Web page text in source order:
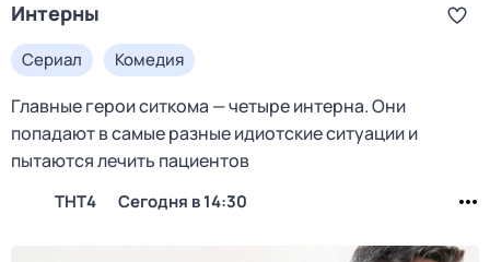
Интерны
Сериал Комедия
Главные герои ситкома — четыре интерна. Они
попадают в самые разные идиотские ситуации и
пытаются лечить пациентов
ТНТ4 Сегодня в 14:30